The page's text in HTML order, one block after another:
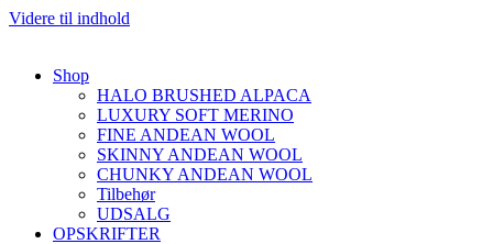
Videre til indhold
Shop
HALO BRUSHED ALPACA
LUXURY SOFT MERINO
FINE ANDEAN WOOL
SKINNY ANDEAN WOOL
CHUNKY ANDEAN WOOL
Tilbehør
UDSALG
OPSKRIFTER